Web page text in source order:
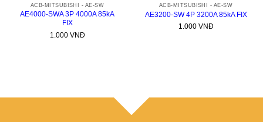
ACB-MITSUBISHI - AE-SW
AE4000-SWA 3P 4000A 85kA
FIX
1.000VNĐ
ACB-MITSUBISHI - AE-SW
AE3200-SW 4P 3200A 85kA FIX
1.000VNĐ